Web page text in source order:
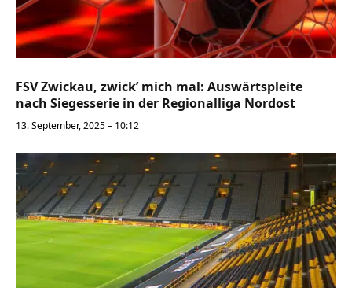
FSV Zwickau, zwick’ mich mal: Auswärtspleite
nach Siegesserie in der Regionalliga Nordost
13. September, 2025 – 10:12